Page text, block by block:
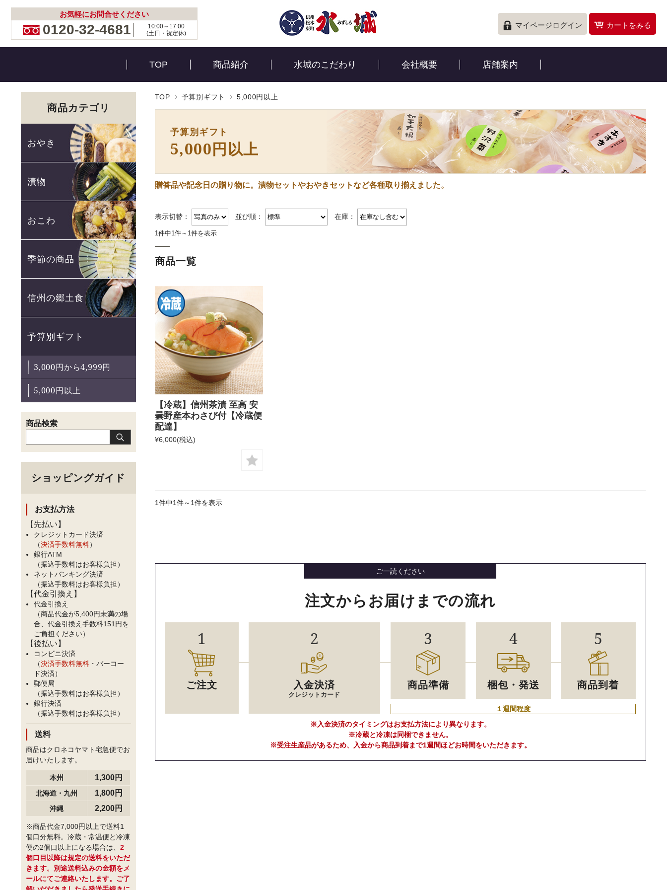
お気軽にお問合せください
0120-32-4681
10:00～17:00
(土日・祝定休)
マイページログイン カートをみる
TOP 商品紹介 水城のこだわり 会社概要 店舗案内
TOP 予算別ギフト 5,000円以上
予算別ギフト
5,000円以上
贈答品や記念日の贈り物に。漬物セットやおやきセットなど各種取り揃えました。
表示切替： 並び順： 在庫：
1件中1件～1件を表示
商品一覧
【冷蔵】信州茶漬 至高 安
曇野産本わさび付【冷蔵便
配達】
¥6,000(税込)
1件中1件～1件を表示
ご一読ください
注文からお届けまでの流れ
1
ご注文
2
入金決済
クレジットカード
3
商品準備
4
梱包・発送
5
商品到着
１週間程度
※入金決済のタイミングはお支払方法により異なります。
※冷蔵と冷凍は同梱できません。
※受注生産品があるため、入金から商品到着まで1週間ほどお時間をいただきます。
商品カテゴリ
おやき
漬物
おこわ
季節の商品
信州の郷土食
予算別ギフト
3,000円から4,999円
5,000円以上
ショッピングガイド
お支払方法
【先払い】
クレジットカード決済
（決済手数料無料）
銀行ATM
（振込手数料はお客様負担）
ネットバンキング決済
（振込手数料はお客様負担）
【代金引換え】
代金引換え
（商品代金が5,400円未満の場
合、代金引換え手数料151円を
ご負担ください）
【後払い】
コンビニ決済
（決済手数料無料 ・バーコー
ド決済）
郵便局
（振込手数料はお客様負担）
銀行決済
（振込手数料はお客様負担）
送料
商品はクロネコヤマト宅急便でお
届けいたします。
本州 1,300円
北海道・九州 1,800円
沖縄 2,200円
※商品代金7,000円以上で送料1
個口分無料。冷蔵・常温便と冷凍
便の2個口以上になる場合は、 2
個口目以降は規定の送料をいただ
きます。別途送料込みの金額をメ
ールにてご連絡いたします。ご了